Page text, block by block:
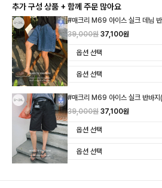
추가 구성 상품 + 함께 주문 많아요
#매크리 M69 아이스 실크 데님
39,000원 37,100원
#매크리 M69 아이스 실크 반바지
39,000원 37,100원